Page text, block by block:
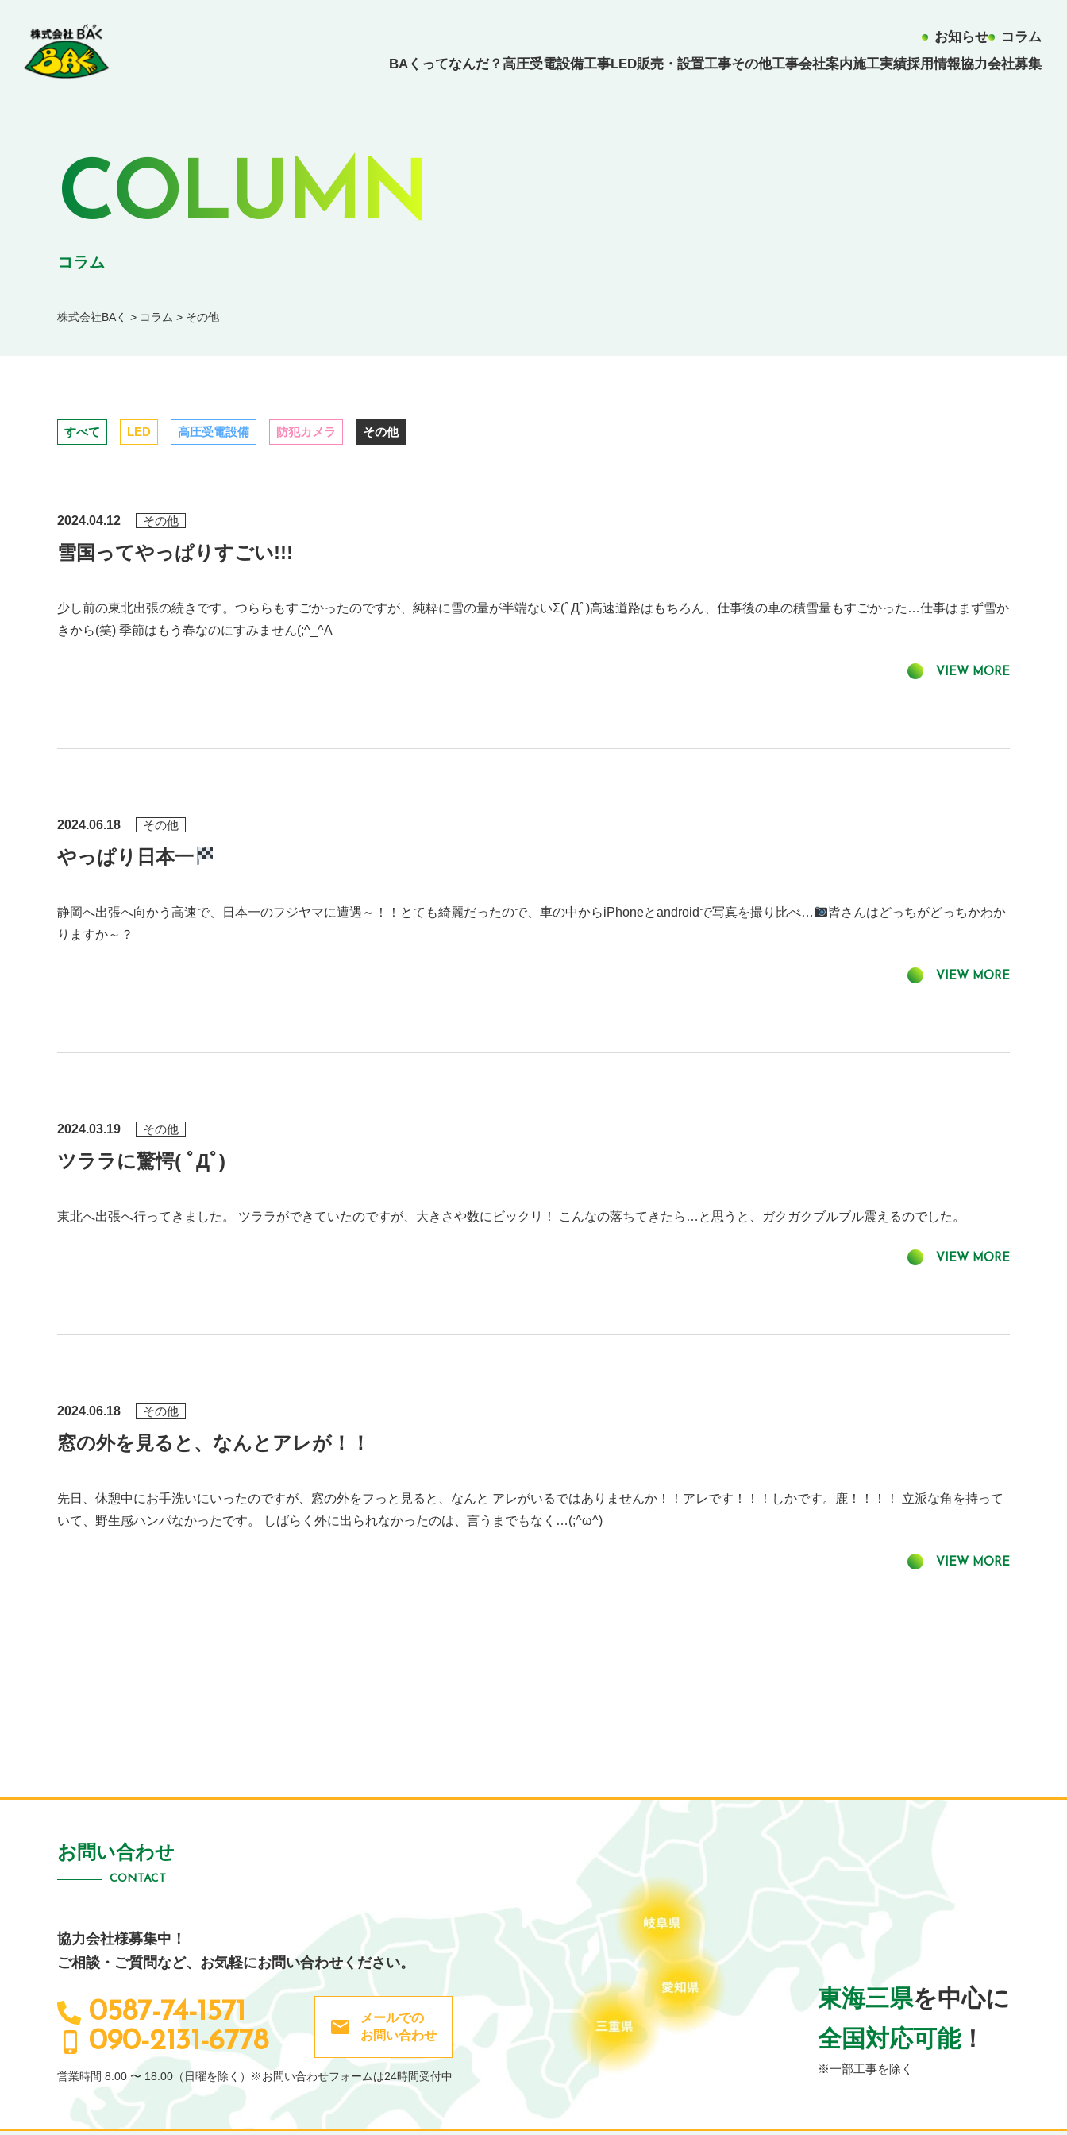
お知らせ
コラム
BAくってなんだ？ 高圧受電設備工事LED販売・設置工事その他工事会社案内施工実績採用情報協力会社募集
COLUMN
コラム
株式会社BAく > コラム > その他
すべて LED 高圧受電設備 防犯カメラ その他
2024.04.12 その他
雪国ってやっぱりすごい!!!
少し前の東北出張の続きです。つららもすごかったのですが、純粋に雪の量が半端ないΣ(ﾟДﾟ)高速道路はもちろん、仕事後の車の積雪量もすごかった…仕事はまず雪か
きから(笑) 季節はもう春なのにすみません(;^_^A
VIEW MORE
2024.06.18 その他
やっぱり日本一
静岡へ出張へ向かう高速で、日本一のフジヤマに遭遇～！！とても綺麗だったので、車の中からiPhoneとandroidで写真を撮り比べ…
皆さんはどっちがどっちかわか
りますか～？
VIEW MORE
2024.03.19 その他
ツララに驚愕( ﾟДﾟ)
東北へ出張へ行ってきました。 ツララができていたのですが、大きさや数にビックリ！ こんなの落ちてきたら…と思うと、ガクガクブルブル震えるのでした。
VIEW MORE
2024.06.18 その他
窓の外を見ると、なんとアレが！！
先日、休憩中にお手洗いにいったのですが、窓の外をフっと見ると、なんと アレがいるではありませんか！！アレです！！！しかです。鹿！！！！ 立派な角を持って
いて、野生感ハンパなかったです。 しばらく外に出られなかったのは、言うまでもなく…(;^ω^)
VIEW MORE
お問い合わせ
CONTACT
協力会社様募集中！
ご相談・ご質問など、 お気軽にお問い合わせください。
0587-74-1571
090-2131-6778
メールでの
お問い合わせ
営業時間 8:00 〜 18:00（日曜を除く） ※お問い合わせフォームは24時間受付中
東海三県を中心に
全国対応可能！
※一部工事を除く